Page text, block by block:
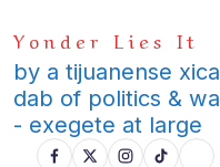
to
content
Yonder Lies It
by a tijuanense
dab of politics &
- exegete at large